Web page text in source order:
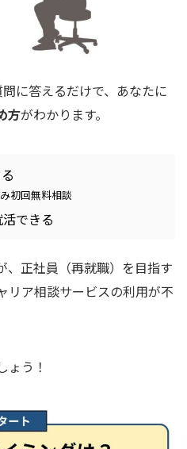
に答えるだけで、あなたに
方がわかります。
初回無料相談
できる
、正社員（再就職）を目指す
リア相談サービスの利用が不
ょう！